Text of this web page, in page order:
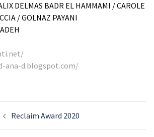
DELMAS BADR EL HAMMAMI / CAROLE
/ GOLNAZ PAYANI
ana-d.blogspot.com/
Reclaim Award 2020